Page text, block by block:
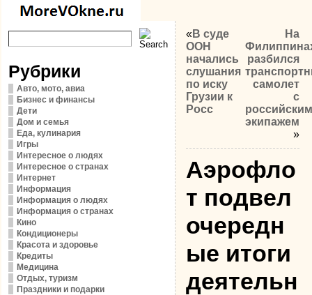
Рубрики
Авто, мото, авиа
Бизнес и финансы
Дети
Дом и семья
Еда, кулинария
Игры
Интересное о людях
Интересное о странах
Интернет
Информация
Информация о людях
Информация о странах
Кино
Кондиционеры
Красота и здоровье
Кредиты
Медицина
Отдых, туризм
Праздники и подарки
«В суде
ООН
начались
слушания
по иску
Грузии к
Росс
На
разбился
самолет
с
российским
экипажем
»
Аэрофло
т подвел
очередн
ые итоги
деятельн